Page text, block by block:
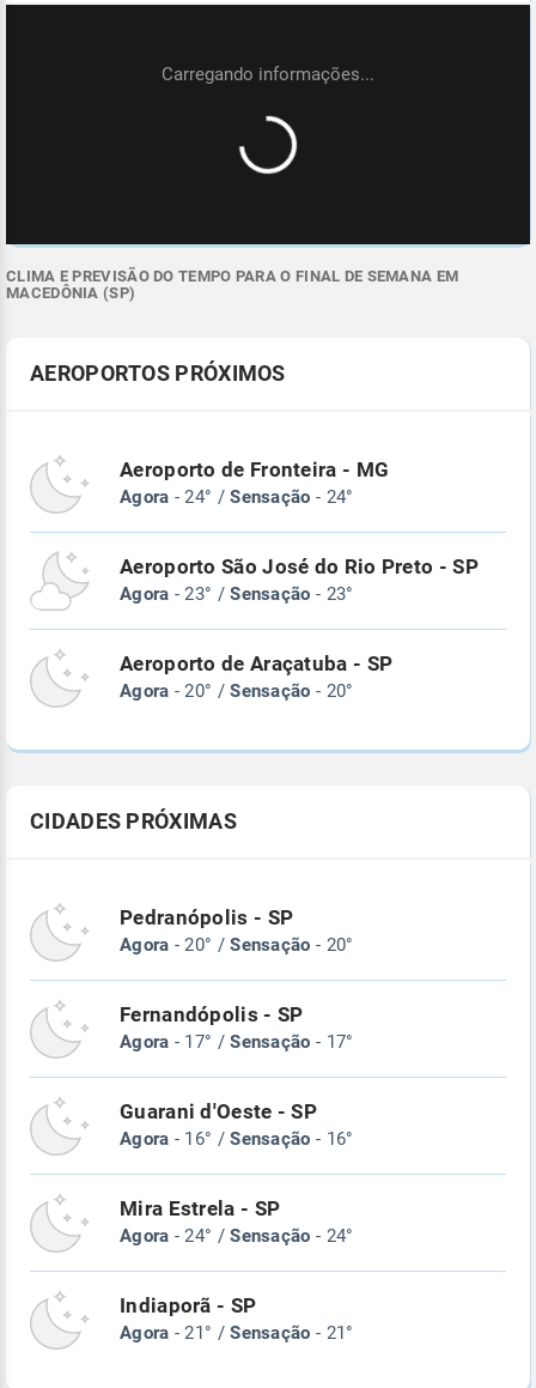
CLIMA E PREVISÃO DO TEMPO PARA O FINAL DE SEMANA EM
MACEDÔNIA (SP)
AEROPORTOS PRÓXIMOS
Aeroporto de Fronteira - MG
Agora - 24° /Sensação - 24°
Aeroporto São José do Rio Preto - SP
Agora - 23° /Sensação - 23°
Aeroporto de Araçatuba - SP
Agora - 20° /Sensação - 20°
CIDADES PRÓXIMAS
Pedranópolis - SP
Agora - 20° /Sensação - 20°
Fernandópolis - SP
Agora - 17° /Sensação - 17°
Guarani d'Oeste - SP
Agora - 16° /Sensação - 16°
Mira Estrela - SP
Agora - 24° /Sensação - 24°
Indiaporã - SP
Agora - 21° /Sensação - 21°